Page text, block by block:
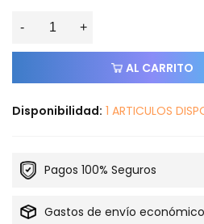
- +
AL CARRITO
Disponibilidad: 1 ARTICULOS
Pagos 100% Seguros
Gastos de envío